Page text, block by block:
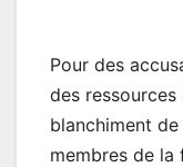
Pour des
des
blanchiment
membres de la